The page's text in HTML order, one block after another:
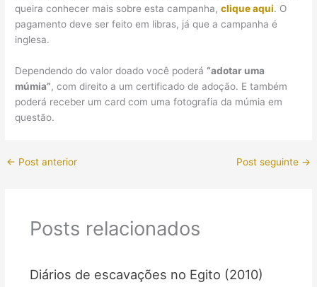
queira conhecer mais sobre esta campanha, clique aqui. O
pagamento deve ser feito em libras, já que a campanha é
inglesa.
Dependendo do valor doado você poderá“adotar uma
múmia”, com direito a um certificado de adoção. E também
poderá receber um card com uma fotografia da múmia em
questão.
← Post anterior Post seguinte →
Posts relacionados
Diários de escavações no Egito (2010)